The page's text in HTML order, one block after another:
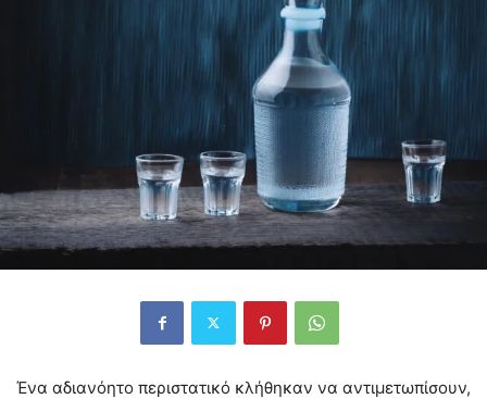
Ένα αδιανόητο περιστατικό κλήθηκαν να αντιμετωπίσουν,